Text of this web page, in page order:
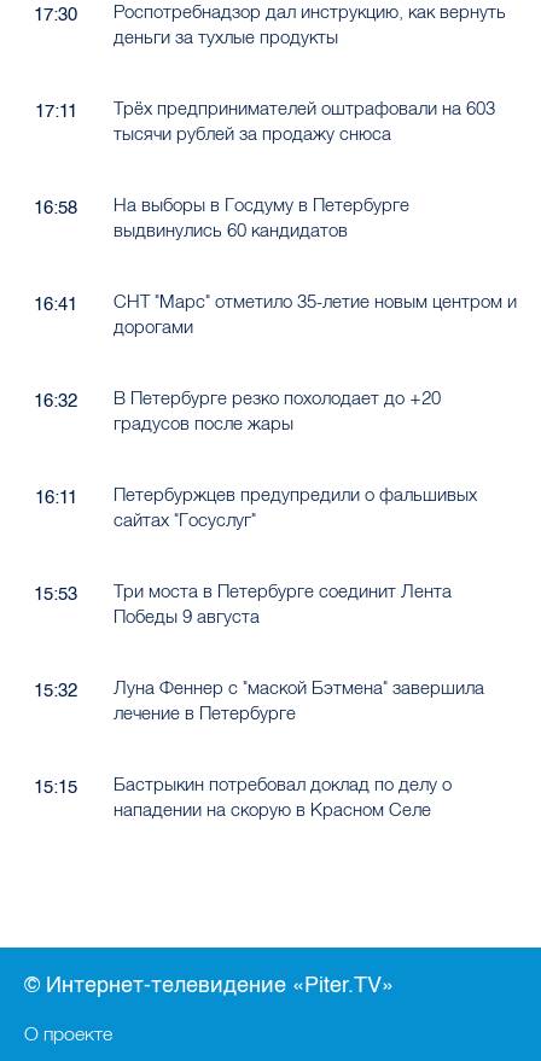
17:30
Роспотребнадзор дал инструкцию, как вернуть
деньги за тухлые продукты
17:11
Трёх предпринимателей оштрафовали на 603
тысячи рублей за продажу снюса
16:58
На выборы в Госдуму в Петербурге
выдвинулись 60 кандидатов
16:41
СНТ "Марс" отметило 35-летие новым центром и
дорогами
16:32
В Петербурге резко похолодает до +20
градусов после жары
16:11
Петербуржцев предупредили о фальшивых
сайтах "Госуслуг"
15:53
Три моста в Петербурге соединит Лента
Победы 9 августа
15:32
Луна Феннер с "маской Бэтмена" завершила
лечение в Петербурге
15:15
Бастрыкин потребовал доклад по делу о
нападении на скорую в Красном Селе
© Интернет-телевидение «Piter.TV»
О проекте